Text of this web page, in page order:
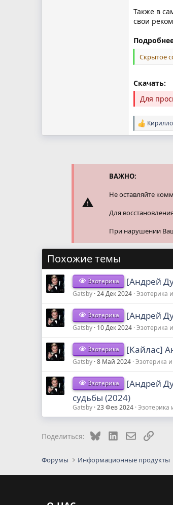
Также в
свои
Скрытое
Скачать:
Для
Р
е
и
ВАЖНО:
Не оставляйте
Для
При нарушении
Похожие темы
Эзотерика [Андрей
Gatsby 24 Дек 2024 Эзотерика
Эзотерика [Андрей
Gatsby 10 Дек 2024 Эзотерика
Эзотерика [Кайлас]
Gatsby 8 Май 2024 Эзотерика
Эзотерика
[Андрей
судьбы (2024)
Gatsby 23 Фев 2024 Эзотерика
Поделиться: BlueskyLinkedIn
Форумы Информационные продукты